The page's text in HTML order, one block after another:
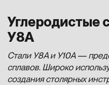
Углеродистые
У8А
Стали У8А и У10А —
сплавов. Широко
создания столярных